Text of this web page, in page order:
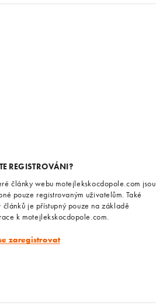
REGISTROVÁNI?
články webu motejlekskocdopole.com jsou
pouze registrovaným uživatelům. Také
článků je přístupný pouze na základě
k motejlekskocdopole.com.
zaregistrovat